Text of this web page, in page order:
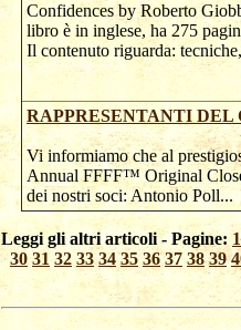
Confidences by Roberto
libro è in inglese, ha 275
Il contenuto riguarda:
RAPPRESENTANTI
Vi informiamo che al
Annual FFFF™ Original
dei nostri soci: Antonio Poll...
Leggi gli altri articoli - Pagine: 1
30 31 32 33 34 35 36 37 38 39